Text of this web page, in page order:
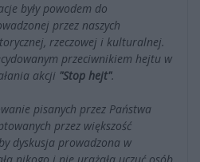
były powodem do
przez naszych
rzeczowej i kulturalnej.
przeciwnikiem hejtu w
akcji "Stop hejt".
pisanych przez Państwa
przez większość
dyskusja prowadzona w